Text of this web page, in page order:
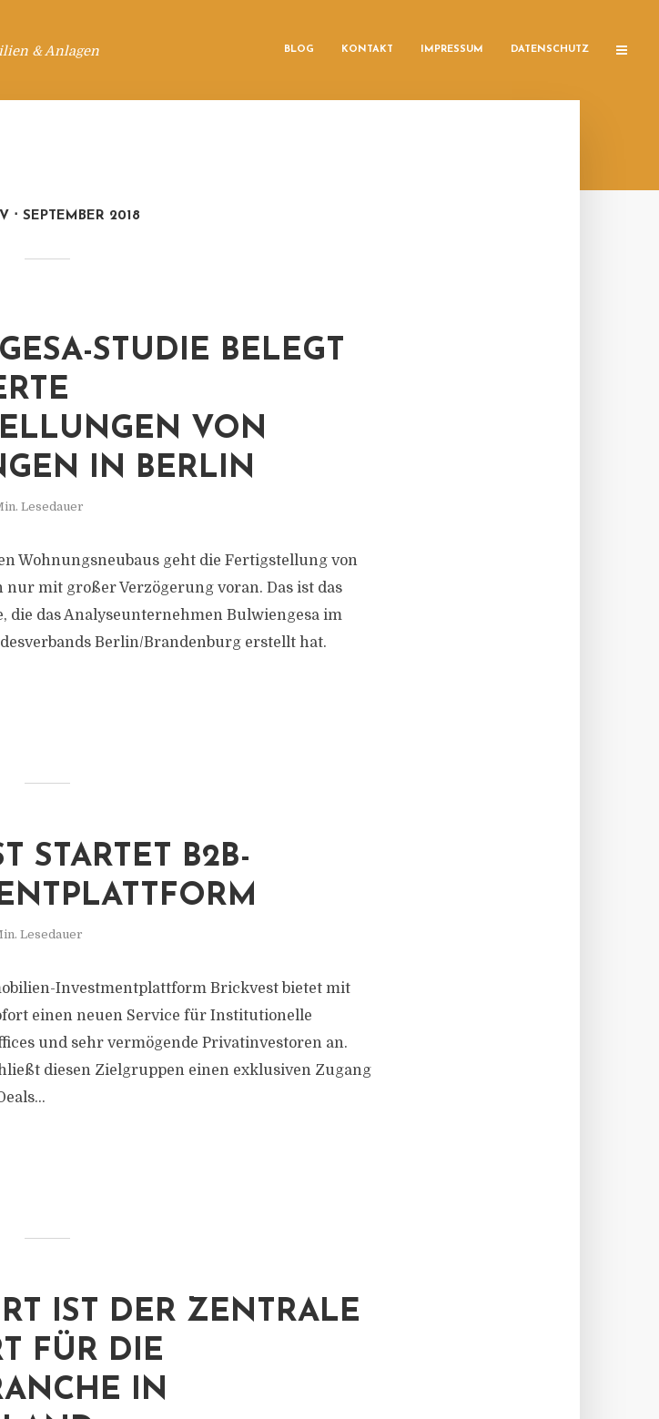
& Anlagen BLOG KONTAKT IMPRESSUM DATENSCHUTZ
SEPTEMBER 2018
STUDIE BELEGT
VON
IN BERLIN
Lesedauer
Wohnungsneubaus geht die Fertigstellung von
mit großer Verzögerung voran. Das ist das
die das Analyseunternehmen Bulwiengesa im
Berlin/Brandenburg erstellt hat.
STARTET B2B-
Lesedauer
Investmentplattform Brickvest bietet mit
einen neuen Service für Institutionelle
und sehr vermögende Privatinvestoren an.
diesen Zielgruppen einen exklusiven Zugang
IST DER ZENTRALE
FÜR DIE
IN